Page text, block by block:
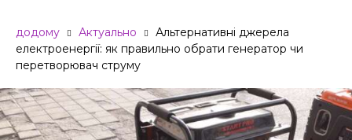
додому Актуально
Альтернативні джерела
електроенергії: як правильно обрати генератор чи
перетворювач струму